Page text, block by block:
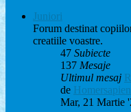
Juniori
Forum destinat
creatiile voastre.
47 Subiecte
137 Mesaje
Ultimul mesaj
de Homersapien
Mar, 21 Martie